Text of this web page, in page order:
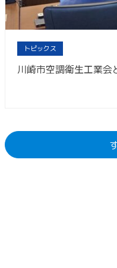
トピックス
川崎市空調衛生工業会